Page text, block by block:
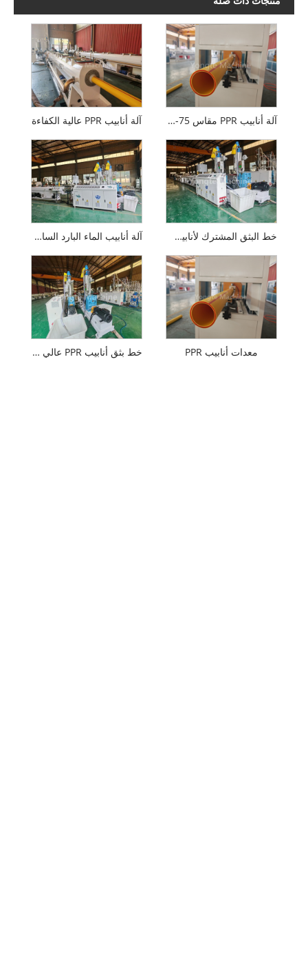
آلة أنابيب PPR عالية الكفاءة آلة أنابيب PPR مقاس 75-160 مم معتمدة من CE
آلة أنابيب الماء البارد الساخن PPR خط البثق المشترك لأنابيب PPR بثلاث طبقات
خط بثق أنابيب PPR عالي السرعة معدات أنابيب PPR